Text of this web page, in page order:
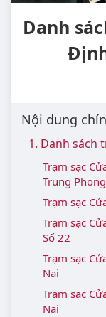
Danh
Nội dung
1. Danh sách
Trạm sạc
Trung
Trạm sạc
Trạm sạc
Số 22
Trạm sạc
Nai
Trạm sạc
Nai